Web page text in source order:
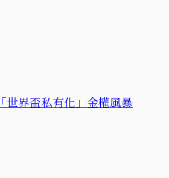
世界盃私有化」金權風暴